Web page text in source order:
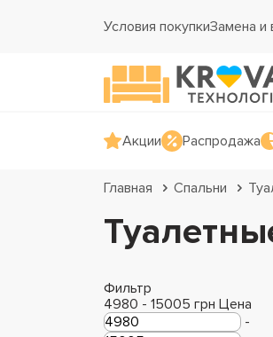
Условия покупкиЗамена и
Акции Распродажа
Главная Спальни
Фильтр
4980 - 15005 грн Цена
-